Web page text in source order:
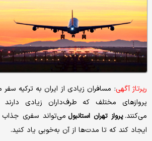
رپرتاژ آگهی: مسافران زیادی از ایران به ترکیه
پروازهای مختلف که طرف‌داران زیادی
می‌کنند.پرواز تهران استانبول می‌تواند سفری جذاب
ایجاد کند که تا مدت‌ها از آن به‌خوبی یاد کنید.